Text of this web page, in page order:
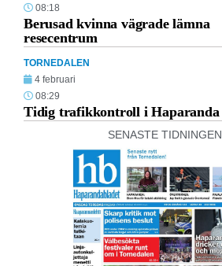
08:18
Berusad kvinna vägrade lämna
resecentrum
TORNEDALEN
4 februari
08:29
Tidig trafikkontroll i Haparanda
SENASTE TIDNINGEN